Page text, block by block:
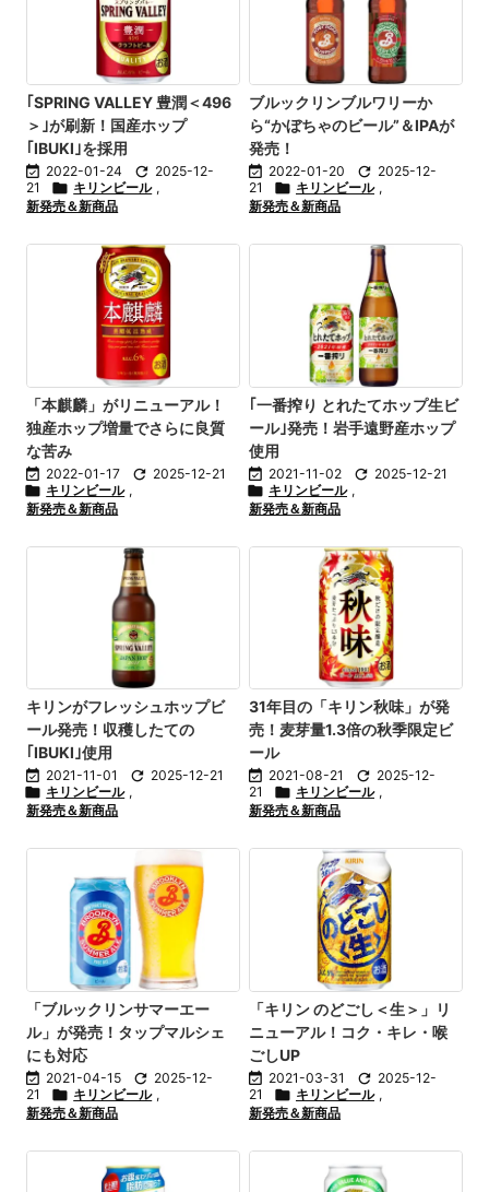
｢SPRING VALLEY 豊潤＜496
＞｣が刷新！国産ホップ
｢IBUKI｣を採用
 2022-01-24  2025-12-
21
 キリンビール ,
新発売＆新商品
ブルックリンブルワリーか
ら“かぼちゃのビール”＆IPAが
発売！
 2022-01-20  2025-12-
21
 キリンビール ,
新発売＆新商品
「本麒麟」がリニューアル！
独産ホップ増量でさらに良質
な苦み
 2022-01-17  2025-12-21
 キリンビール ,
新発売＆新商品
｢一番搾り とれたてホップ生ビ
ール｣発売！岩手遠野産ホップ
使用
 2021-11-02  2025-12-21
 キリンビール ,
新発売＆新商品
キリンがフレッシュホップビ
ール発売！収穫したての
｢IBUKI｣使用
 2021-11-01  2025-12-21
 キリンビール ,
新発売＆新商品
31年目の「キリン秋味」が発
売！麦芽量1.3倍の秋季限定ビ
ール
 2021-08-21  2025-12-
21
 キリンビール ,
新発売＆新商品
「ブルックリンサマーエー
ル」が発売！タップマルシェ
にも対応
 2021-04-15  2025-12-
21
 キリンビール ,
新発売＆新商品
「キリン のどごし＜生＞」リ
ニューアル！コク・キレ・喉
ごしUP
 2021-03-31  2025-12-
21
 キリンビール ,
新発売＆新商品